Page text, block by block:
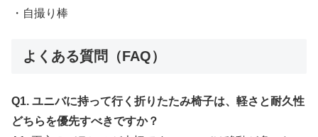
・自撮り棒
よくある質問（FAQ）
Q1. ユニバに持って行く折りたたみ椅子は、軽さと耐久性
どちらを優先すべきですか？